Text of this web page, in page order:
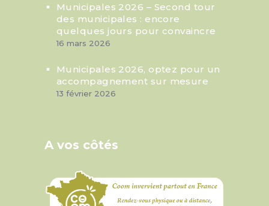
Municipales 2026 – Second tour
des municipales : encore
quelques jours pour convaincre
16 mars 2026
Municipales 2026, optez pour un
accompagnement sur mesure
13 février 2026
A vos côtés